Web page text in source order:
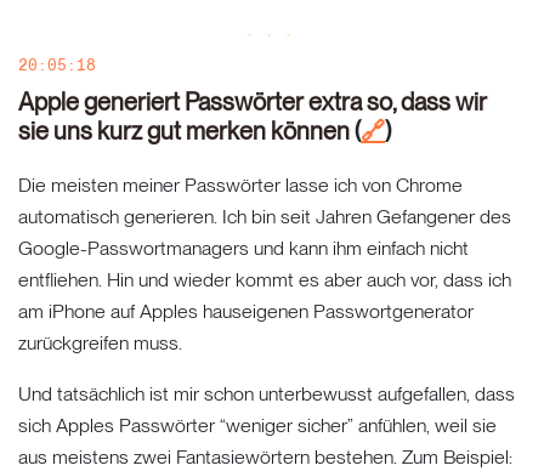
20:05:18
Apple generiert Passwörter extra so, dass wir
sie uns kurz gut merken können(🔗)
Die meisten meiner Passwörter lasse ich von Chrome
automatisch generieren. Ich bin seit Jahren Gefangener des
Google-Passwortmanagers und kann ihm einfach nicht
entfliehen. Hin und wieder kommt es aber auch vor, dass ich
am iPhone auf Apples hauseigenen Passwortgenerator
zurückgreifen muss.
Und tatsächlich ist mir schon unterbewusst aufgefallen, dass
sich Apples Passwörter “weniger sicher” anfühlen, weil sie
aus meistens zwei Fantasiewörtern bestehen. Zum Beispiel: